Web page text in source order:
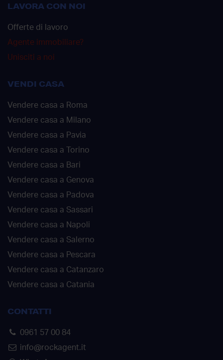
LAVORA CON NOI
Offerte di lavoro
Agente immobiliare?
Unisciti a noi
VENDI CASA
Vendere casa a Roma
Vendere casa a Milano
Vendere casa a Pavia
Vendere casa a Torino
Vendere casa a Bari
Vendere casa a Genova
Vendere casa a Padova
Vendere casa a Sassari
Vendere casa a Napoli
Vendere casa a Salerno
Vendere casa a Pescara
Vendere casa a Catanzaro
Vendere casa a Catania
CONTATTI
0961 57 00 84
info@rockagent.it